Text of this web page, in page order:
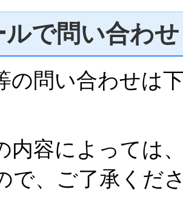
ルで問い合わせ
の問い合わせは
内容によっては
で、ご了承くだ